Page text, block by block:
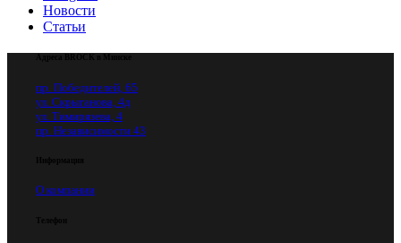
Новости
Статьи
Адреса BROCK в Минске
пр. Победителей, 65
ул. Скрыганова, 4д
ул. Тимирязева, 4
пр. Независимости 43
Информация
О компании
Телефон